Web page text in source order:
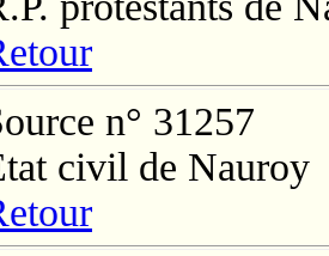
n° 31257
civil de Nauroy